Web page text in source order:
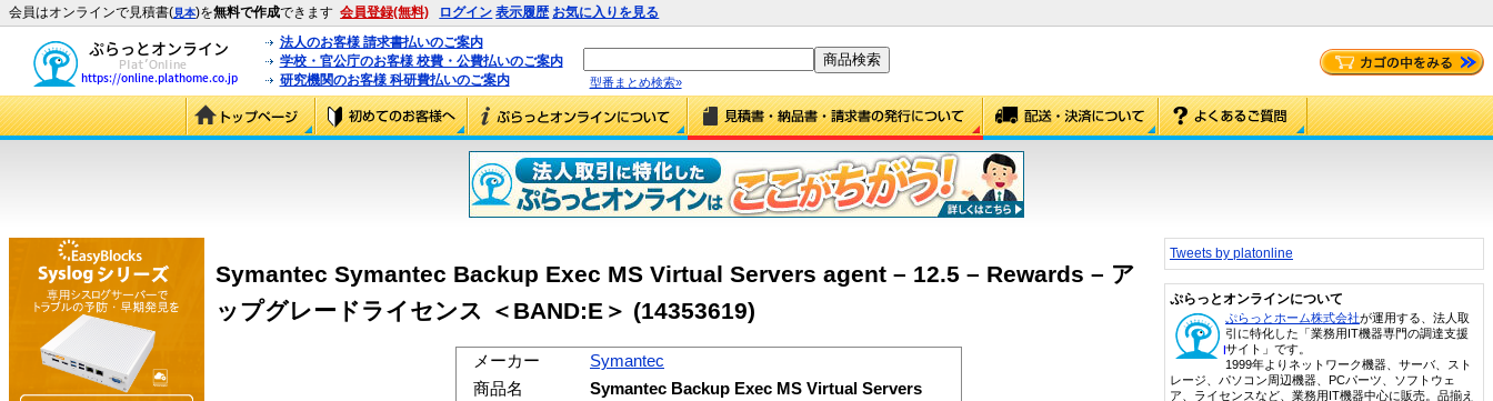
会員はオンラインで見積書(見本)を無料で作成できます 会員登録(無料) ログイン 表示履歴 お気に入りを見る
法人のお客様 請求書払いのご案内
学校・官公庁のお客様 校費・公費払いのご案内
研究機関のお客様 科研費払いのご案内
型番まとめ検索»
Symantec Symantec Backup Exec MS Virtual Servers agent – 12.5 – Rewards – ア
ップグレードライセンス ＜BAND:E＞ (14353619)
メーカー
Symantec
商品名
Symantec Backup Exec MS Virtual Servers
Tweets by platonline
ぷらっとオンラインについて
ぷらっとホーム株式会社が運用する、法人取
引に特化した「業務用IT機器専門の調達支援
サイト」です。
1999年よりネットワーク機器、サーバ、スト
レージ、パソコン周辺機器、PCパーツ、ソフトウェ
ア、ライセンスなど、業務用IT機器中心に販売。品揃え